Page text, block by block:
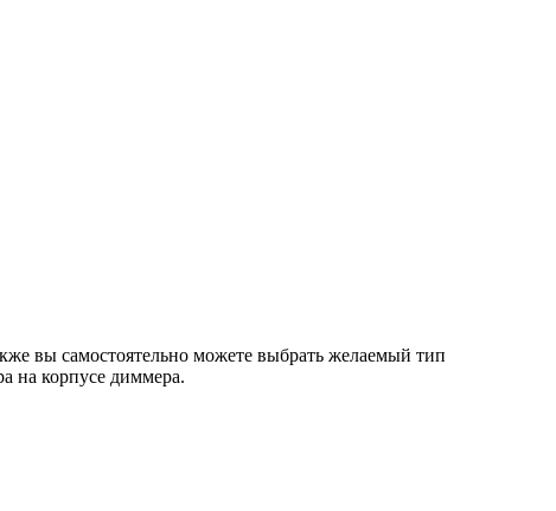
вы самостоятельно можете выбрать желаемый тип
на корпусе диммера.